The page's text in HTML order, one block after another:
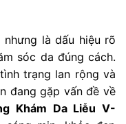
là dấu hiệu rõ
sóc da đúng cách.
trạng lan rộng và
đang gặp vấn đề về
Khám Da Liễu V-